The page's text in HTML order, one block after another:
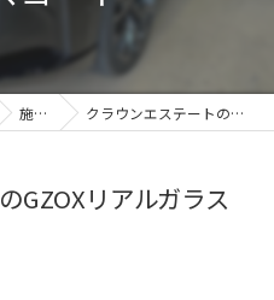
施工実績 クラウンエステートのGZOXリアルガラスコート
GZOXリアルガラス